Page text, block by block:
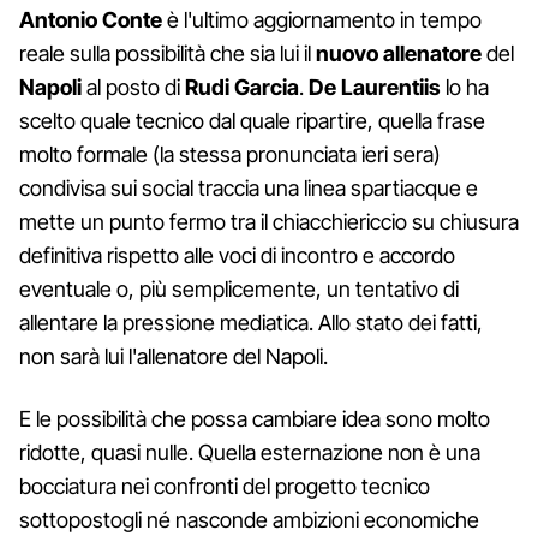
Antonio Conteè l'ultimo aggiornamento in tempo
reale sulla possibilità che sia lui ilnuovo allenatoredel
Napolial posto diRudi Garcia.De Laurentiis lo ha
scelto quale tecnico dal quale ripartire, quella frase
molto formale (la stessa pronunciata ieri sera)
condivisa sui social traccia una linea spartiacque e
mette un punto fermo tra il chiacchiericcio su chiusura
definitiva rispetto alle voci di incontro e accordo
eventuale o, più semplicemente, un tentativo di
allentare la pressione mediatica. Allo stato dei fatti,
non sarà lui l'allenatore del Napoli.
E le possibilità che possa cambiare idea sono molto
ridotte, quasi nulle. Quella esternazione non è una
bocciatura nei confronti del progetto tecnico
sottopostogli né nasconde ambizioni economiche